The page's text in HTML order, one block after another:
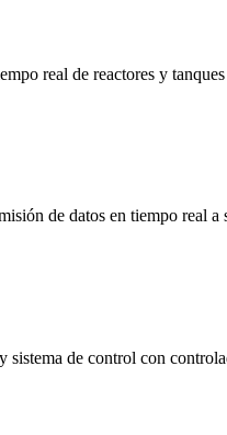
real de reactores y
de datos en tiempo real a
sistema de control con